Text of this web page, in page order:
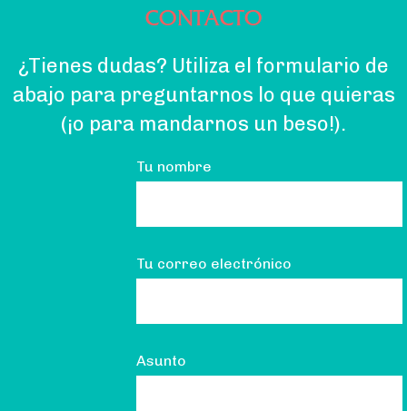
CONTACTO
¿Tienes dudas? Utiliza el formulario de
abajo para preguntarnos lo que quieras
(¡o para mandarnos un beso!).
Tu nombre
Tu correo electrónico
Asunto